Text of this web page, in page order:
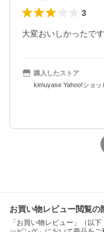
3
大変おいしかったで
購入したストア
kimuyase Yahoo!ショッ
お買い物レビュー閲覧の
「お買い物レビュー」（以